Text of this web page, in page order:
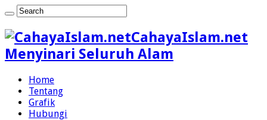
CahayaIslam.net
Menyinari Seluruh Alam
Home
Tentang
Grafik
Hubungi